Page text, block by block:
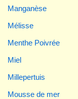
Manganèse
Mélisse
Menthe Poivrée
Miel
Millepertuis
Mousse de mer